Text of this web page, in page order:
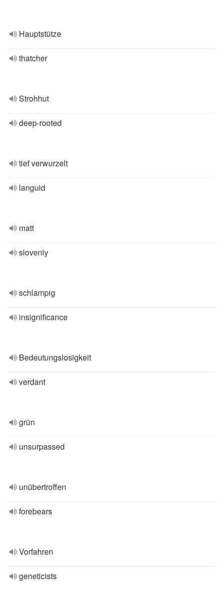
Hauptstütze
thatcher
Strohhut
deep-rooted
tief verwurzelt
languid
matt
slovenly
schlampig
insignificance
Bedeutungslosigkeit
verdant
grün
unsurpassed
unübertroffen
forebears
Vorfahren
geneticists